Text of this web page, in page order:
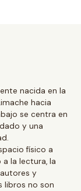
nacida en la
hacia
se centra en
y una
físico a
la lectura, la
y
libros no son